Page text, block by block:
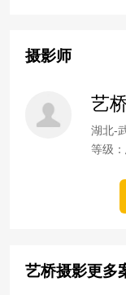
摄影师
艺
湖北-
等级
艺桥摄影更多